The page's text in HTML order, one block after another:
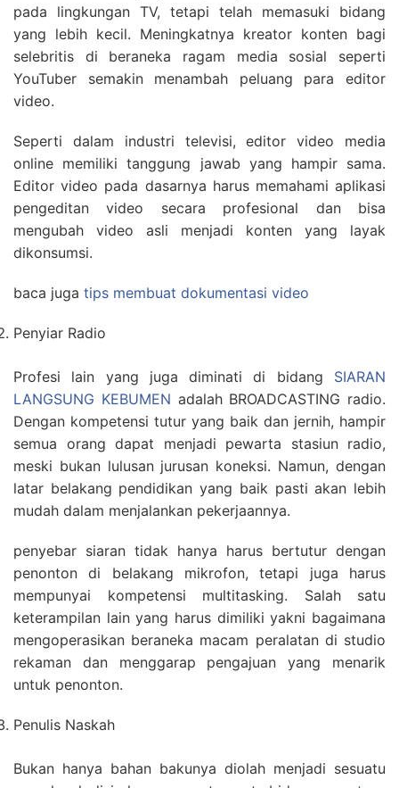
pada lingkungan TV, tetapi telah memasuki bidang
yang lebih kecil. Meningkatnya kreator konten bagi
selebritis di beraneka ragam media sosial seperti
YouTuber semakin menambah peluang para editor
video.
Seperti dalam industri televisi, editor video media
online memiliki tanggung jawab yang hampir sama.
Editor video pada dasarnya harus memahami aplikasi
pengeditan video secara profesional dan bisa
mengubah video asli menjadi konten yang layak
dikonsumsi.
baca juga tips membuat dokumentasi video
Penyiar Radio
Profesi lain yang juga diminati di bidang SIARAN
LANGSUNG KEBUMEN adalah BROADCASTING radio.
Dengan kompetensi tutur yang baik dan jernih, hampir
semua orang dapat menjadi pewarta stasiun radio,
meski bukan lulusan jurusan koneksi. Namun, dengan
latar belakang pendidikan yang baik pasti akan lebih
mudah dalam menjalankan pekerjaannya.
penyebar siaran tidak hanya harus bertutur dengan
penonton di belakang mikrofon, tetapi juga harus
mempunyai kompetensi multitasking. Salah satu
keterampilan lain yang harus dimiliki yakni bagaimana
mengoperasikan beraneka macam peralatan di studio
rekaman dan menggarap pengajuan yang menarik
untuk penonton.
Penulis Naskah
Bukan hanya bahan bakunya diolah menjadi sesuatu